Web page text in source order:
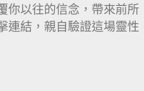
你以往的信念，帶來前所
連結，親自驗證這場靈性